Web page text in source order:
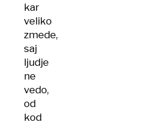
kar
veliko
zmede,
saj
ljudje
ne
vedo,
od
kod